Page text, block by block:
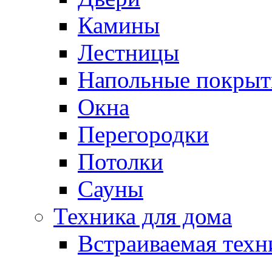
Камины
Лестницы
Напольные
Окна
Перегородки
Потолки
Сауны
Техника для дома
Встраиваемая